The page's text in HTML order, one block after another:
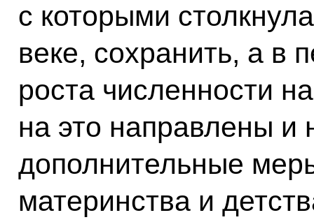
с которыми
веке, сохранить, а в
роста численности
на это направлены
дополнительные
материнства и